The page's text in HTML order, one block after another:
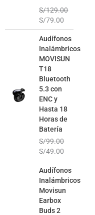
S/129.00
S/79.00
Audífonos
Inalámbricos
MOVISUN
T18
Bluetooth
5.3 con
ENC y
Hasta 18
Horas de
Batería
S/99.00
precio
S/99.00.
S/49.00
precio
S/49.00.
Audífonos
Inalámbricos
Movisun
Earbox
Buds 2
precio
original
era:
S/129.00.
precio